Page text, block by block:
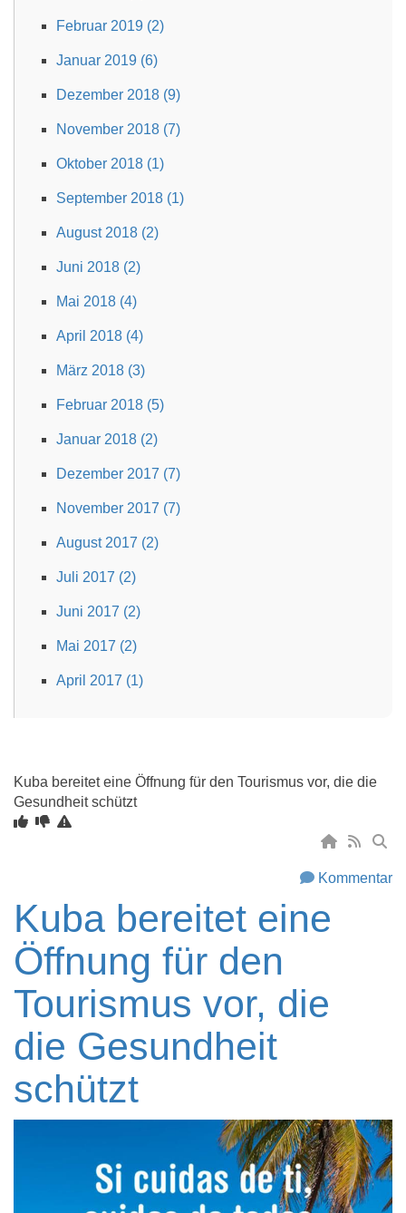
Februar 2019 (2)
Januar 2019 (6)
Dezember 2018 (9)
November 2018 (7)
Oktober 2018 (1)
September 2018 (1)
August 2018 (2)
Juni 2018 (2)
Mai 2018 (4)
April 2018 (4)
März 2018 (3)
Februar 2018 (5)
Januar 2018 (2)
Dezember 2017 (7)
November 2017 (7)
August 2017 (2)
Juli 2017 (2)
Juni 2017 (2)
Mai 2017 (2)
April 2017 (1)
Kuba bereitet eine Öffnung für den Tourismus vor, die die
Gesundheit schützt
Kommentar
Kuba bereitet eine
Öffnung für den
Tourismus vor, die
die Gesundheit
schützt